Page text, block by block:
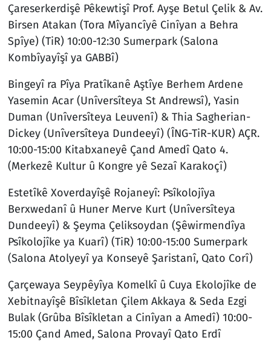
Çareserkerdişê Pêkewtişî Prof. Ayşe Betul Çelik & Av.
Birsen Atakan (Tora Mîyancîyê Cinîyan a Behra
Spîye) (TiR) 10:00-12:30 Sumerpark (Salona
Kombîyayîşî ya GABBî)
Bingeyî ra Pîya Pratîkanê Aştîye Berhem Ardene
Yasemin Acar (Unîversîteya St Andrewsî), Yasin
Duman (Unîversîteya Leuvenî) & Thia Sagherian-
Dickey (Unîversîteya Dundeeyî) (ÎNG-TiR-KUR) AÇR.
10:00-15:00 Kitabxaneyê Çand Amedî Qato 4.
(Merkezê Kultur û Kongre yê Sezaî Karakoçî)
Estetîkê Xoverdayîşê Rojaneyî: Psîkolojîya
Berxwedanî û Huner Merve Kurt (Unîversîteya
Dundeeyî) & Şeyma Çeliksoydan (Şêwirmendîya
Psîkolojîke ya Kuarî) (TiR) 10:00-15:00 Sumerpark
(Salona Atolyeyî ya Konseyê Şaristanî, Qato Corî)
Çarçewaya Seypêyîya Komelkî û Cuya Ekolojîke de
Xebitnayîşê Bîsîkletan Çilem Akkaya & Seda Ezgi
Bulak (Grûba Bîsîkletan a Cinîyan a Amedî) 10:00-
15:00 Çand Amed, Salona Provayî Qato Erdî